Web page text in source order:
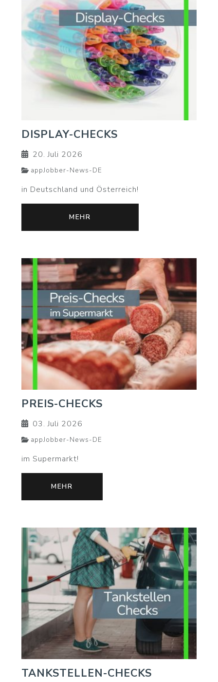
DISPLAY-CHECKS
20. Juli 2026
appJobber-News-DE
in Deutschland und Österreich!
MEHR
PREIS-CHECKS
03. Juli 2026
appJobber-News-DE
im Supermarkt!
MEHR
TANKSTELLEN-CHECKS